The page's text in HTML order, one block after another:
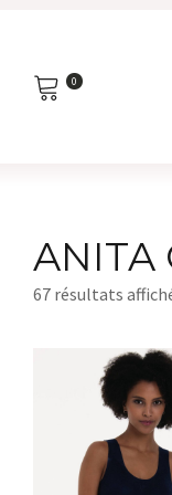
0
ANITA
67 résultats